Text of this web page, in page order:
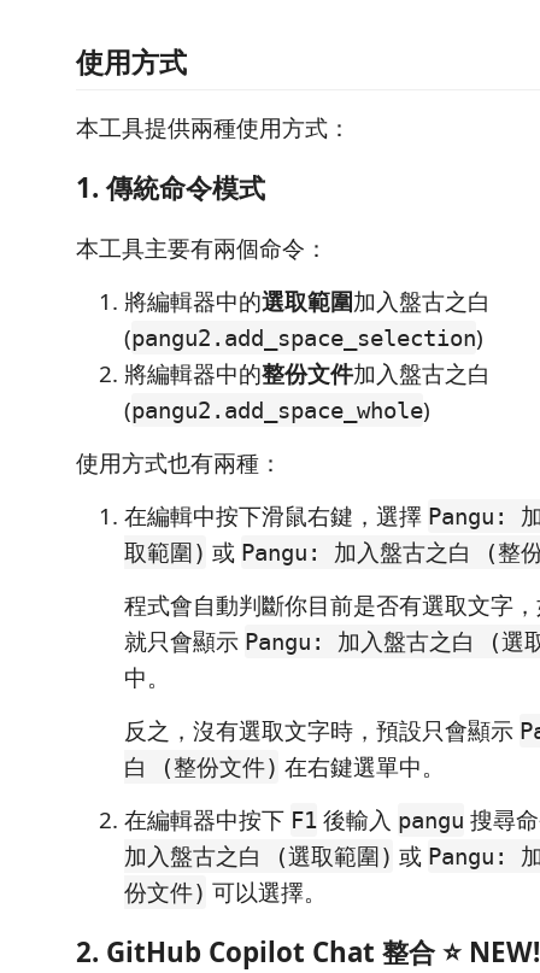
使用方式
本工具提供兩種使用方式：
1. 傳統命令模式
本工具主要有兩個命令：
將編輯器中的選取範圍加入盤古之白
(pangu2.add_space_selection)
將編輯器中的整份文件加入盤古之白
(pangu2.add_space_whole)
使用方式也有兩種：
在編輯中按下滑鼠右鍵，選擇 Pangu:
取範圍) 或 Pangu: 加入盤古之白 (整
程式會自動判斷你目前是否有選取文字
就只會顯示 Pangu: 加入盤古之白 (選
中。
反之，沒有選取文字時，預設只會顯示
白 (整份文件) 在右鍵選單中。
在編輯器中按下 F1 後輸入 pangu 搜尋
加入盤古之白 (選取範圍) 或 Pangu:
份文件) 可以選擇。
2. GitHub Copilot Chat 整合 ⭐ NEW!